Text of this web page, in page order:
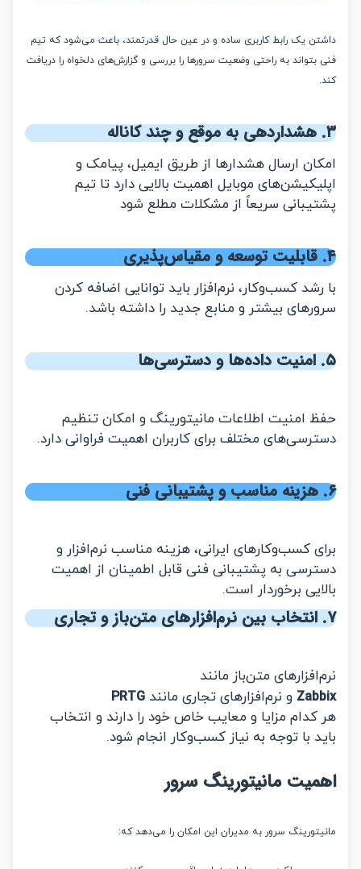
یک رابط کاربری ساده و در عین حال قدرتمند، باعث می‌شود که تیم
به راحتی وضعیت سرورها را بررسی و گزارش‌های دلخواه را دریافت
ارسال هشدارها از طریق ایمیل، پیامک و
موبایل اهمیت بالایی دارد تا تیم
سریعاً از مشکلات مطلع شود
کسب‌وکار، نرم‌افزار باید توانایی اضافه کردن
بیشتر و منابع جدید را داشته باشد.
امنیت اطلاعات مانیتورینگ و امکان تنظیم
مختلف برای کاربران اهمیت فراوانی دارد.
کسب‌وکارهای ایرانی، هزینه مناسب نرم‌افزار و
به پشتیبانی فنی قابل اطمینان از اهمیت
برخوردار است.
متن‌باز مانند
و نرم‌افزارهای تجاری مانندPRTG
مزایا و معایب خاص خود را دارند و انتخاب
با توجه به نیاز کسب‌وکار انجام شود.
مانیتورینگ سرور
سرور به مدیران این امکان را می‌دهد که: